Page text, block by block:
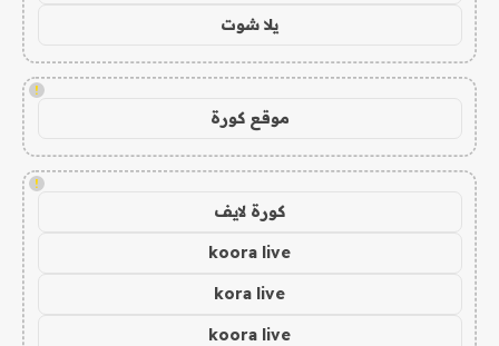
يلا شوت
!
موقع كورة
!
كورة لايف
koora live
kora live
koora live